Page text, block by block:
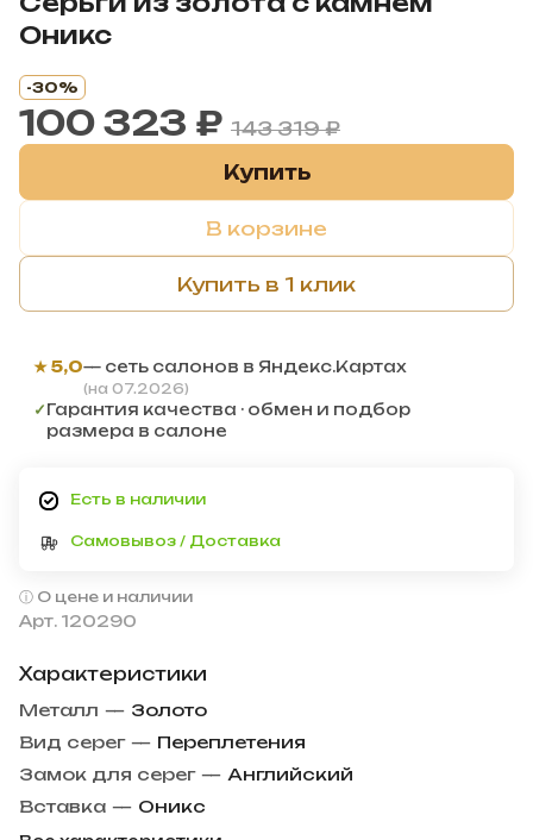
Оникс
Арт. 120290
Характеристики
Металл — Золото
Вид серег — Переплетения
Замок для серег — Английский
Вставка — Оникс
-30%
100 323 ₽ 143 319 ₽
Купить
В корзине
Купить в 1 клик
★ 5,0— сеть салонов в Яндекс.Картах
(на 07.2026)
✓Гарантия качества · обмен и подбор
размера в салоне
Есть в наличии
Самовывоз / Доставка
О цене и наличии